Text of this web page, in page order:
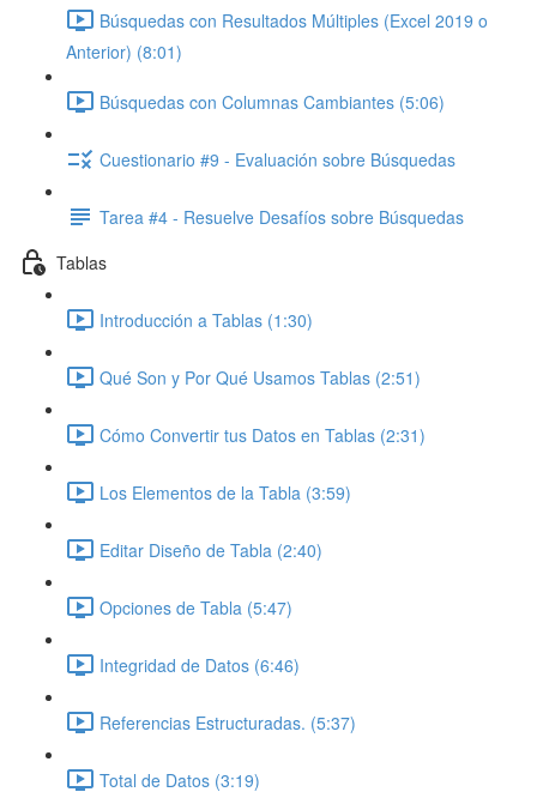
Búsquedas con Resultados Múltiples (Excel 2019 o
Anterior) (8:01)
Búsquedas con Columnas Cambiantes (5:06)
Cuestionario #9 - Evaluación sobre Búsquedas
Tarea #4 - Resuelve Desafíos sobre Búsquedas
Tablas
Introducción a Tablas (1:30)
Qué Son y Por Qué Usamos Tablas (2:51)
Cómo Convertir tus Datos en Tablas (2:31)
Los Elementos de la Tabla (3:59)
Editar Diseño de Tabla (2:40)
Opciones de Tabla (5:47)
Integridad de Datos (6:46)
Referencias Estructuradas. (5:37)
Total de Datos (3:19)